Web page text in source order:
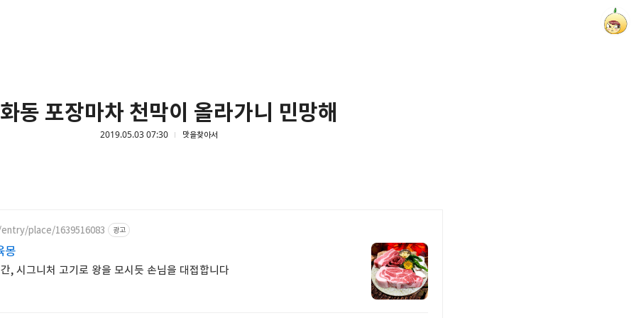
동 포장마차 천막이 올라가니 민망해
2019.05.03 07:30 맛을찾아서
place/1639516083 광고
몽
, 시그니처 고기로 왕을 모시듯 손님을 대접합니다